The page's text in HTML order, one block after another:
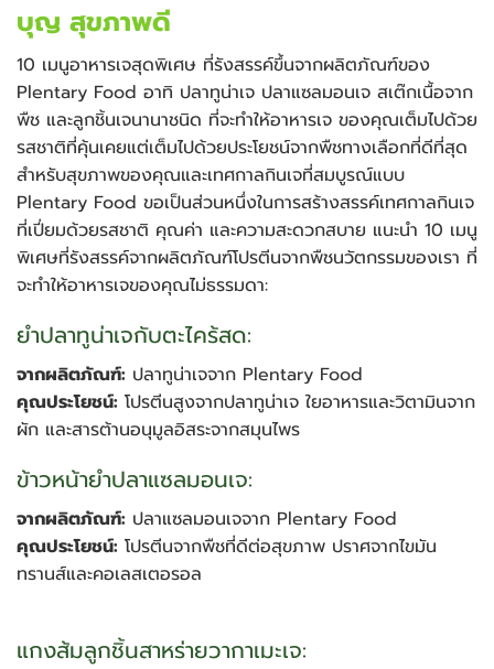
บุญ สุขภาพดี
10 เมนูอาหารเจสุดพิเศษ ที่รังสรรค์ขึ้นจากผลิตภัณฑ์ของ
Plentary Food อาทิ ปลาทูน่าเจ ปลาแซลมอนเจ สเต๊กเนื้อจาก
พืช และลูกชิ้นเจนานาชนิด ที่จะทำให้อาหารเจ ของคุณเต็มไปด้วย
รสชาติที่คุ้นเคยแต่เต็มไปด้วยประโยชน์จากพืชทางเลือกที่ดีที่สุด
สำหรับสุขภาพของคุณและเทศกาลกินเจที่สมบูรณ์แบบ
Plentary Food ขอเป็นส่วนหนึ่งในการสร้างสรรค์เทศกาลกินเจ
ที่เปี่ยมด้วยรสชาติ คุณค่า และความสะดวกสบาย แนะนำ 10 เมนู
พิเศษที่รังสรรค์จากผลิตภัณฑ์โปรตีนจากพืชนวัตกรรมของเรา ที่
จะทำให้อาหารเจของคุณไม่ธรรมดา:
ยำปลาทูน่าเจกับตะไคร้สด:
จากผลิตภัณฑ์: ปลาทูน่าเจจาก Plentary Food
คุณประโยชน์: โปรตีนสูงจากปลาทูน่าเจ ใยอาหารและวิตามินจาก
ผัก และสารต้านอนุมูลอิสระจากสมุนไพร
ข้าวหน้ายำปลาแซลมอนเจ:
จากผลิตภัณฑ์: ปลาแซลมอนเจจาก Plentary Food
คุณประโยชน์: โปรตีนจากพืชที่ดีต่อสุขภาพ ปราศจากไขมัน
ทรานส์และคอเลสเตอรอล
แกงส้มลูกชิ้นสาหร่ายวากาเมะเจ: